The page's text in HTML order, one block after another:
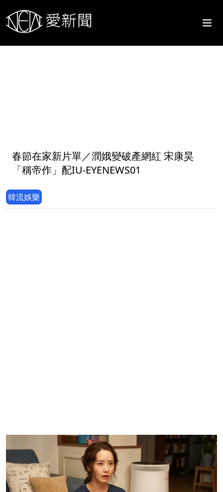
春節在家新片單／潤娥變破產網紅 宋康昊
「稱帝作」配IU-EYENEWS01
韓流娛樂